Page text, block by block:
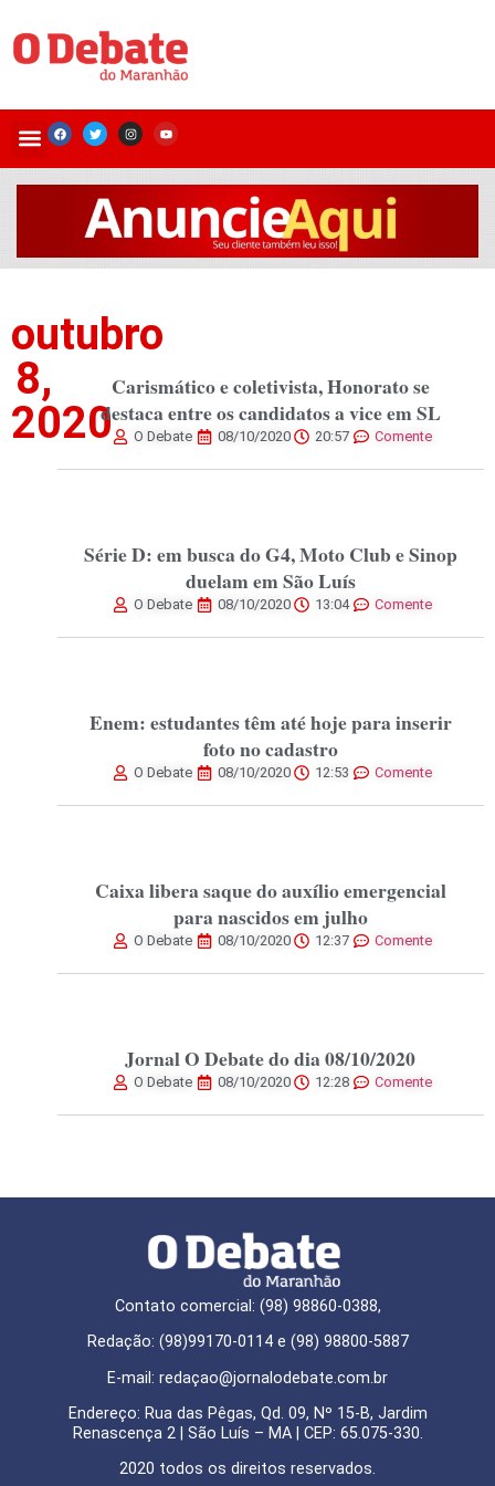
outubro
8,
2020
Carismático e coletivista, Honorato se
destaca entre os candidatos a vice em SL
O Debate 08/10/2020 20:57 Comente
Série D: em busca do G4, Moto Club e Sinop
duelam em São Luís
O Debate 08/10/2020 13:04 Comente
Enem: estudantes têm até hoje para inserir
foto no cadastro
O Debate 08/10/2020 12:53 Comente
Caixa libera saque do auxílio emergencial
para nascidos em julho
O Debate 08/10/2020 12:37 Comente
Jornal O Debate do dia 08/10/2020
O Debate 08/10/2020 12:28 Comente
Contato comercial: (98) 98860-0388,
Redação: (98)99170-0114 e (98) 98800-5887
E-mail: redaçao@jornalodebate.com.br
Endereço: Rua das Pêgas, Qd. 09, Nº 15-B, Jardim
Renascença 2 | São Luís – MA | CEP: 65.075-330.
2020 todos os direitos reservados.